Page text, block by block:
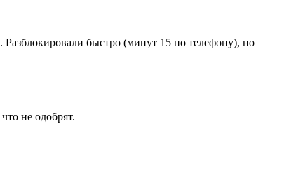
быстро (минут 15 по телефону), но
не одобрят.